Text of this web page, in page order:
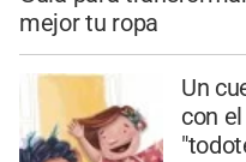
mejor tu ropa
Un
con